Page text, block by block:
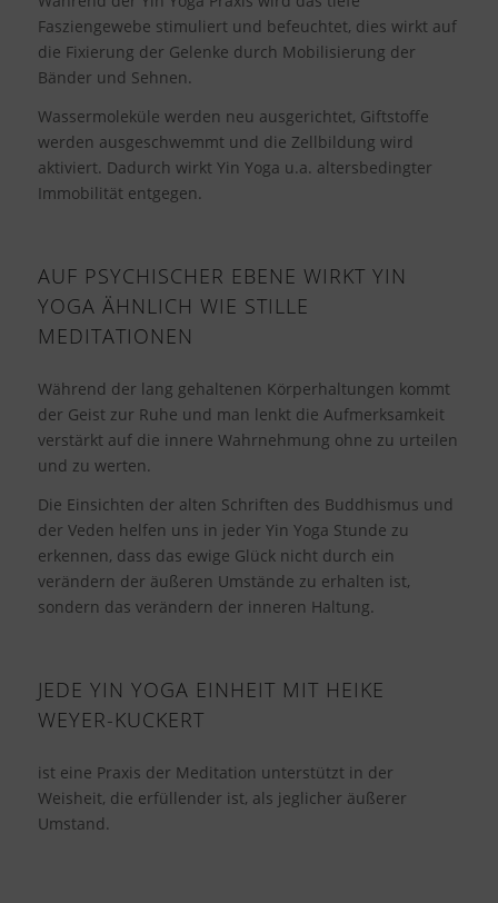
Fasziengewebe stimuliert und befeuchtet, dies wirkt auf
die Fixierung der Gelenke durch Mobilisierung der
Bänder und Sehnen.
Wassermoleküle werden neu ausgerichtet, Giftstoffe
werden ausgeschwemmt und die Zellbildung wird
aktiviert. Dadurch wirkt Yin Yoga u.a. altersbedingter
Immobilität entgegen.
AUF PSYCHISCHER EBENE WIRKT YIN
YOGA ÄHNLICH WIE STILLE
MEDITATIONEN
Während der lang gehaltenen Körperhaltungen kommt
der Geist zur Ruhe und man lenkt die Aufmerksamkeit
verstärkt auf die innere Wahrnehmung ohne zu urteilen
und zu werten.
Die Einsichten der alten Schriften des Buddhismus und
der Veden helfen uns in jeder Yin Yoga Stunde zu
erkennen, dass das ewige Glück nicht durch ein
verändern der äußeren Umstände zu erhalten ist,
sondern das verändern der inneren Haltung.
JEDE YIN YOGA EINHEIT MIT HEIKE
WEYER-KUCKERT
ist eine Praxis der Meditation unterstützt in der
Weisheit, die erfüllender ist, als jeglicher äußerer
Umstand.